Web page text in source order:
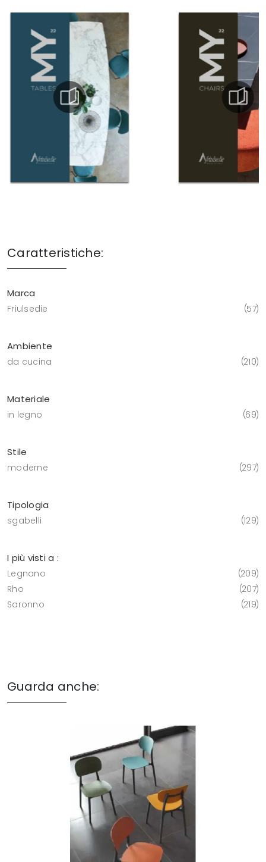
Caratteristiche:
Marca
Friulsedie 57
Ambiente
da cucina 210
Materiale
in legno 69
Stile
moderne 297
Tipologia
sgabelli 129
I più visti a :
Legnano
209
Rho
207
Saronno
219
Guarda anche: